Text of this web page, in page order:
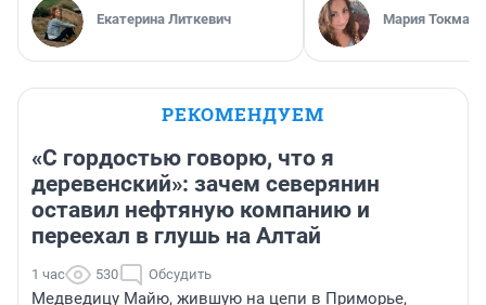
Екатерина Литкевич Мария
РЕКОМЕНДУЕМ
«С гордостью говорю, что я
деревенский»: зачем северянин
оставил нефтяную компанию и
переехал в глушь на Алтай
1 час 530 Обсудить
Медведицу Майю, жившую на цепи в Приморье,